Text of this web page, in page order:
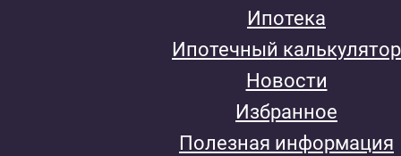
Ипотека
Ипотечный калькулятор
Новости
Избранное
Полезная информация